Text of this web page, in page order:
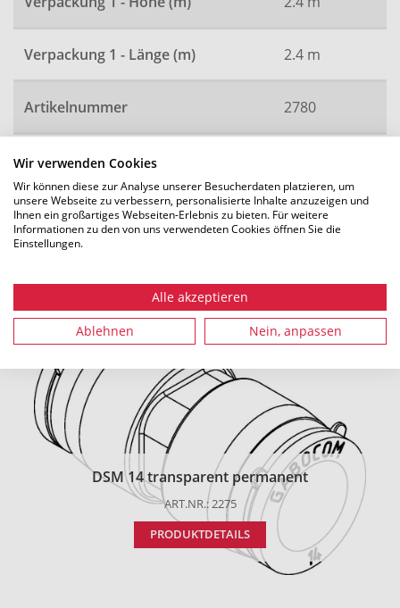
Wir verwenden Cookies
Wir können diese zur Analyse unserer Besucherdaten platzieren, um
unsere Webseite zu verbessern, personalisierte Inhalte anzuzeigen und
Ihnen ein großartiges Webseiten-Erlebnis zu bieten. Für weitere
Informationen zu den von uns verwendeten Cookies öffnen Sie die
Einstellungen.
Alle akzeptieren
Ablehnen Nein, anpassen
Verpackung 1 - Länge (m) 2.4 m
Artikelnummer 2780
Alle Maße in mm. Technische Änderungen vorbehalten.
DSM 14 transparent permanent
ART.NR.: 2275
PRODUKTDETAILS